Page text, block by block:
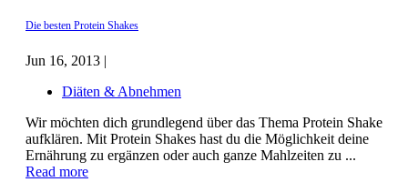
Die besten Protein Shakes
Jun 16, 2013 |
Diäten & Abnehmen
Wir möchten dich grundlegend über das Thema Protein Shake
aufklären. Mit Protein Shakes hast du die Möglichkeit deine
Ernährung zu ergänzen oder auch ganze Mahlzeiten zu ...
Read more